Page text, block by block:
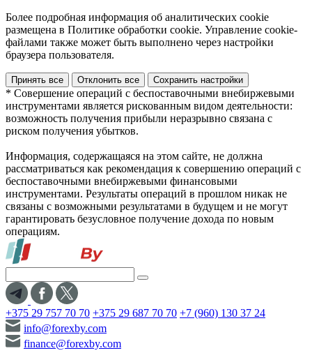
Более подробная информация об аналитических cookie
размещена в Политике обработки cookie. Управление cookie-
файлами также может быть выполнено через настройки
браузера пользователя.
Принять все Отклонить все Сохранить настройки
* Совершение операций с беспоставочными внебиржевыми
инструментами является рискованным видом деятельности:
возможность получения прибыли неразрывно связана с
риском получения убытков.
Информация, содержащаяся на этом сайте, не должна
рассматриваться как рекомендация к совершению операций с
беспоставочными внебиржевыми финансовыми
инструментами. Результаты операций в прошлом никак не
связаны с возможными результатами в будущем и не могут
гарантировать безусловное получение дохода по новым
операциям.
+375 29 757 70 70 +375 29 687 70 70 +7 (960) 130 37 24
info@forexby.com
finance@forexby.com